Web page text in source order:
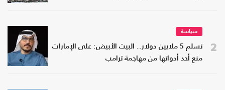
2
سياسة
تسلم 5 ملايين دولار.. البيت الأبيض: على الإمارات
منع أحد أدواتها من مهاجمة ترامب